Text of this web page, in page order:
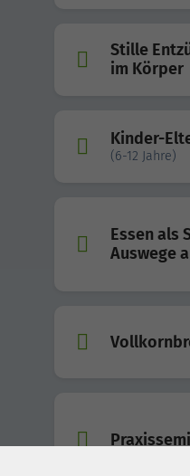
Stille
im Körper
Kinder-
(6-12 Jahre)
Essen als
Auswege